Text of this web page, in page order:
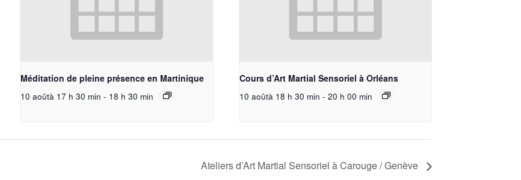
Méditation de pleine présence en Martinique
10 aoûtà 17 h 30 min - 18 h 30 min
Cours d’Art Martial Sensoriel à Orléans
10 aoûtà 18 h 30 min - 20 h 00 min
Ateliers d’Art Martial Sensoriel à Carouge / Genève